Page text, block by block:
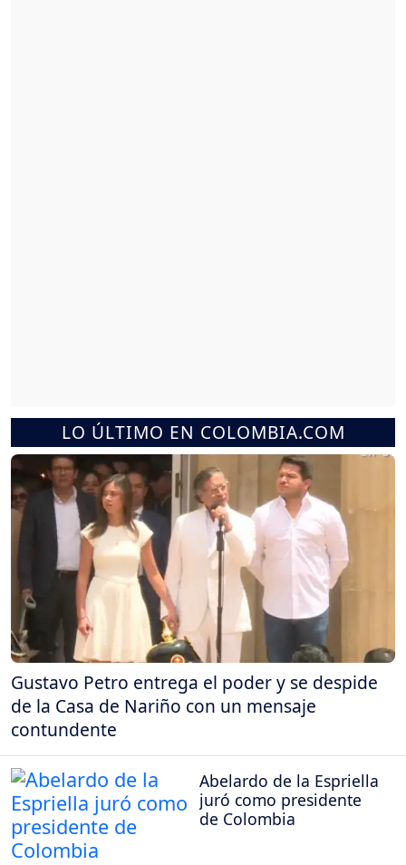
LO ÚLTIMO EN COLOMBIA.COM
Gustavo Petro entrega el poder y se despide
de la Casa de Nariño con un mensaje
contundente
Abelardo de la Espriella
juró como presidente
de Colombia